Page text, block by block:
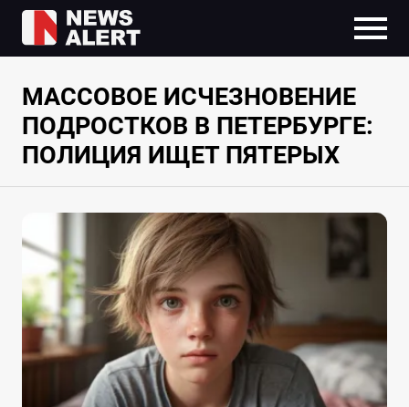
МАССОВОЕ ИСЧЕЗНОВЕНИЕ
ПОДРОСТКОВ В ПЕТЕРБУРГЕ:
ПОЛИЦИЯ ИЩЕТ ПЯТЕРЫХ